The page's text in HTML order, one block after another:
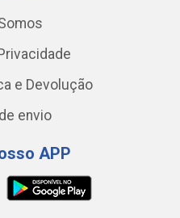
e Devolução
envio
APP